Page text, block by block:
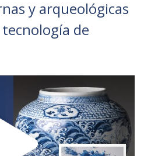
y arqueológicas
de